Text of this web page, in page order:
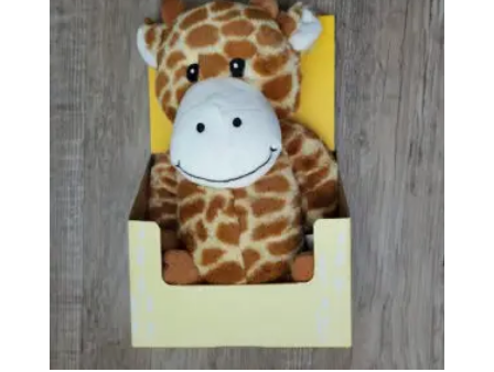
naar
hoog